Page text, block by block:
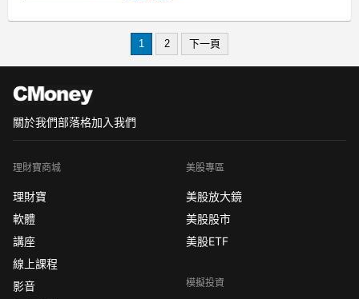
原油期貨、輕原油CL、小輕原油QM保
證金多少??輕原油期貨手續費??輕原油
交易時間??
1 2 下一頁
關於我們部落格加入我們
理財寶商城
理財寶
軟體
講座
線上課程
影音
美股專區
美股放大鏡
美股股市
美股ETF
模擬投資